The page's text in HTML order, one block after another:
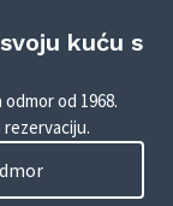
kuću s
odmor od 1968.
rezervaciju.